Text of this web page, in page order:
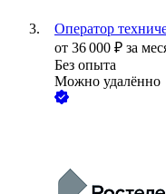
Оператор
от 36 000 ₽ за
Без опыта
Можно удалённо